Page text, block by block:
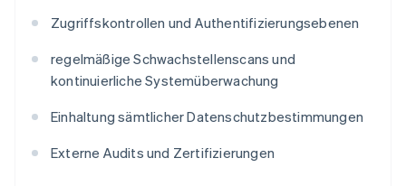
Zugriffskontrollen und Authentifizierungsebenen
regelmäßige Schwachstellenscans und
kontinuierliche Systemüberwachung
Einhaltung sämtlicher Datenschutzbestimmungen
Externe Audits und Zertifizierungen